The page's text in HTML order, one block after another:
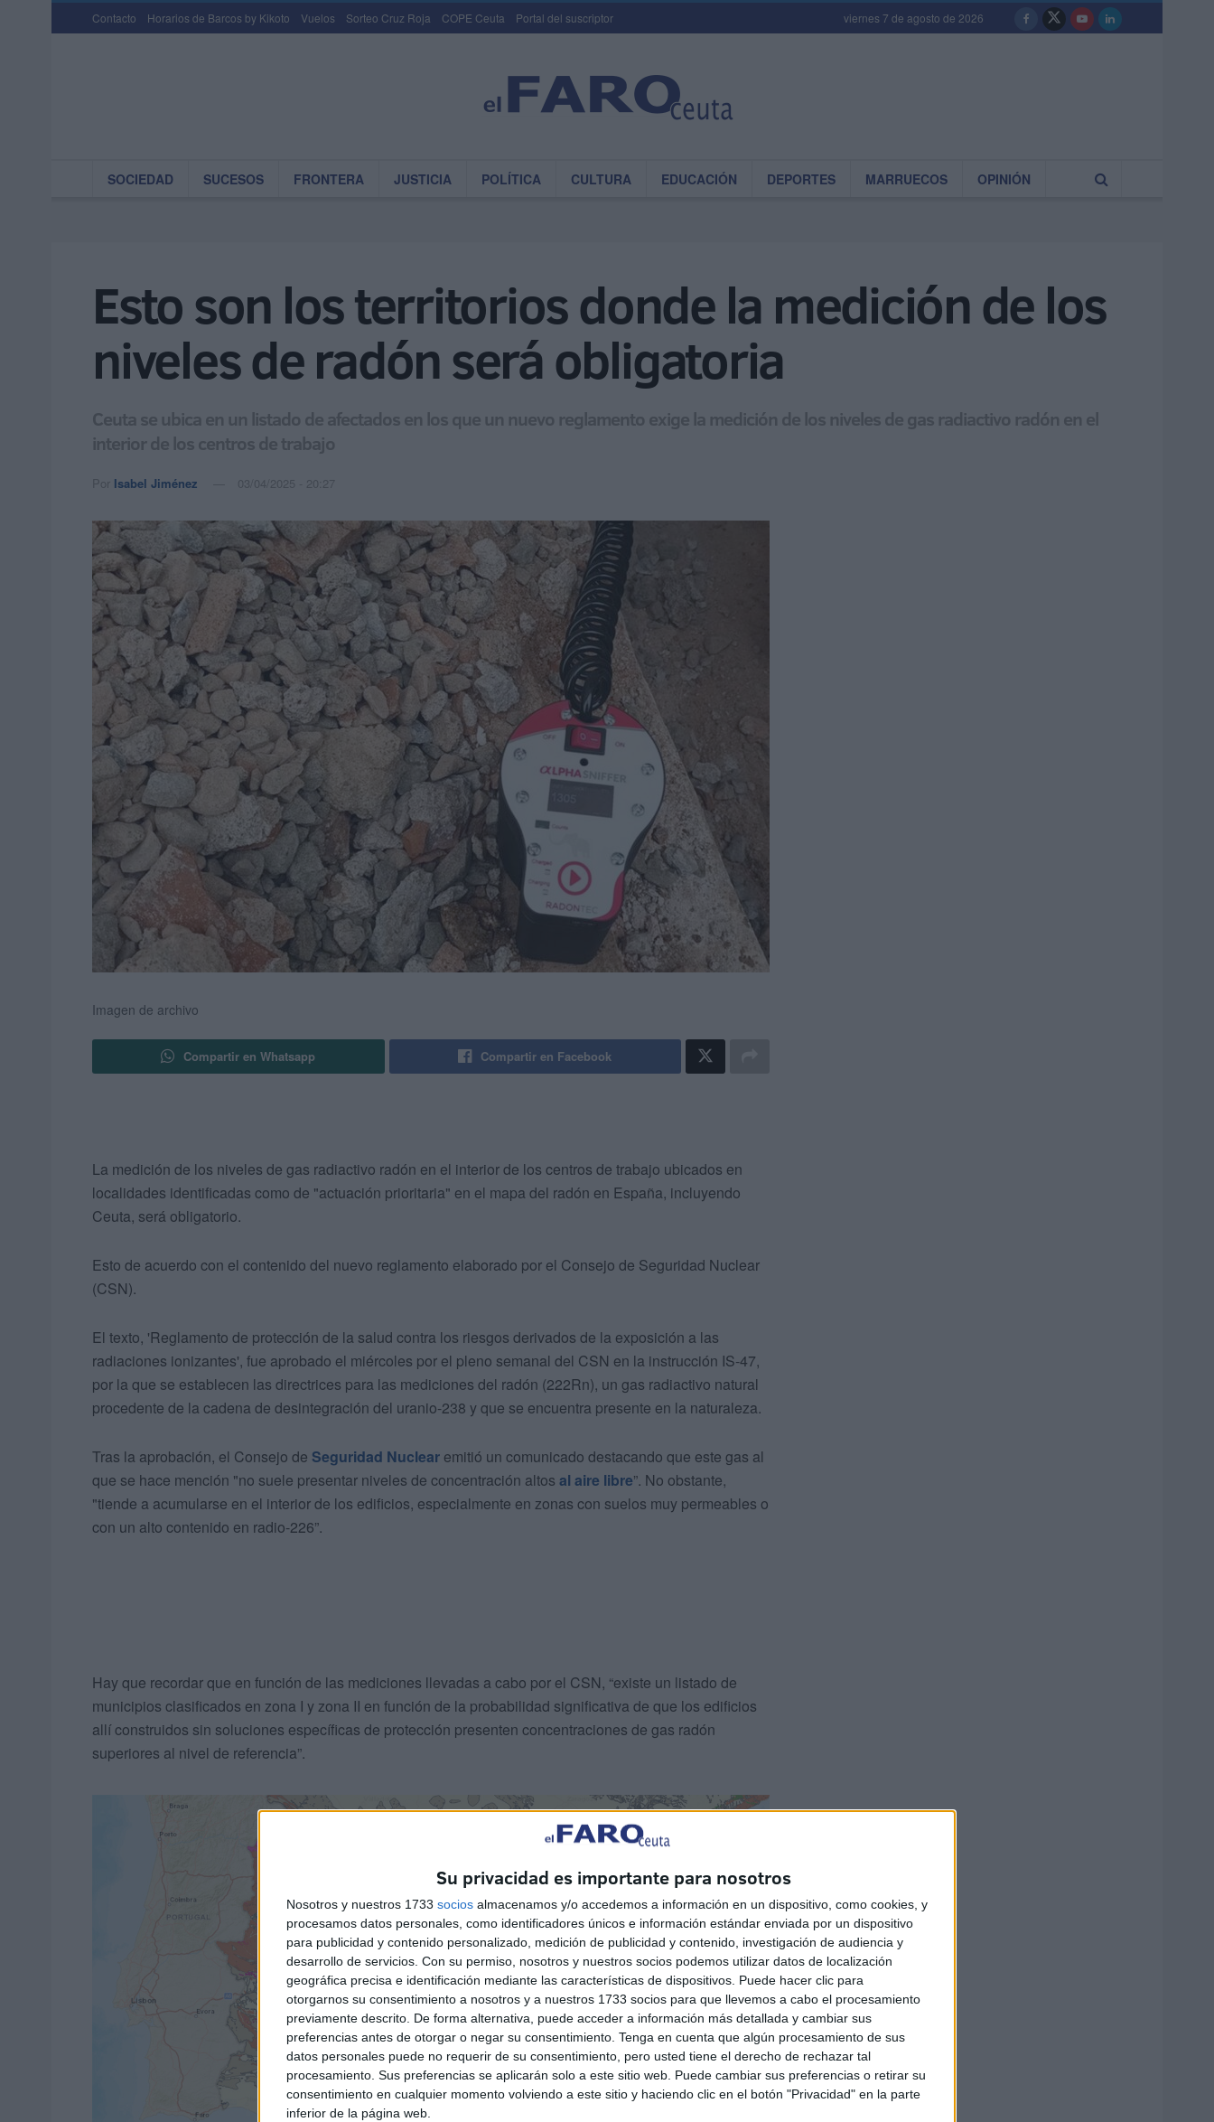
Su privacidad es importante para nosotros
Nosotros y nuestros 1733 socios almacenamos y/o accedemos a información en un dispositivo, como cookies, y
procesamos datos personales, como identificadores únicos e información estándar enviada por un dispositivo
para publicidad y contenido personalizado, medición de publicidad y contenido, investigación de audiencia y
desarrollo de servicios. Con su permiso, nosotros y nuestros socios podemos utilizar datos de localización
geográfica precisa e identificación mediante las características de dispositivos. Puede hacer clic para
otorgarnos su consentimiento a nosotros y a nuestros 1733 socios para que llevemos a cabo el procesamiento
previamente descrito. De forma alternativa, puede acceder a información más detallada y cambiar sus
preferencias antes de otorgar o negar su consentimiento. Tenga en cuenta que algún procesamiento de sus
datos personales puede no requerir de su consentimiento, pero usted tiene el derecho de rechazar tal
procesamiento. Sus preferencias se aplicarán solo a este sitio web. Puede cambiar sus preferencias o retirar su
consentimiento en cualquier momento volviendo a este sitio y haciendo clic en el botón "Privacidad" en la parte
inferior de la página web.
Contacto Horarios de Barcos by Kikoto Vuelos Sorteo Cruz Roja COPE Ceuta Portal del suscriptor viernes 7 de agosto de 2026
SOCIEDAD SUCESOS FRONTERA JUSTICIA POLÍTICA CULTURA EDUCACIÓN DEPORTES MARRUECOS OPINIÓN
Esto son los territorios donde la medición de los
niveles de radón será obligatoria
Ceuta se ubica en un listado de afectados en los que un nuevo reglamento exige la medición de los niveles de gas radiactivo radón en el
interior de los centros de trabajo
Por Isabel Jiménez 03/04/2025 - 20:27
Imagen de archivo
Compartir en Whatsapp Compartir en Facebook
La medición de los niveles de gas radiactivo radón en el interior de los centros de trabajo ubicados en
localidades identificadas como de "actuación prioritaria" en el mapa del radón en España, incluyendo
Ceuta, será obligatorio.
Esto de acuerdo con el contenido del nuevo reglamento elaborado por el Consejo de Seguridad Nuclear
(CSN).
El texto, 'Reglamento de protección de la salud contra los riesgos derivados de la exposición a las
radiaciones ionizantes', fue aprobado el miércoles por el pleno semanal del CSN en la instrucción IS-47,
por la que se establecen las directrices para las mediciones del radón (222Rn), un gas radiactivo natural
procedente de la cadena de desintegración del uranio-238 y que se encuentra presente en la naturaleza.
Tras la aprobación, el Consejo de Seguridad Nuclear emitió un comunicado destacando que este gas al
que se hace mención "no suele presentar niveles de concentración altos al aire libre”. No obstante,
"tiende a acumularse en el interior de los edificios, especialmente en zonas con suelos muy permeables o
con un alto contenido en radio-226”.
Hay que recordar que en función de las mediciones llevadas a cabo por el CSN, “existe un listado de
municipios clasificados en zona I y zona II en función de la probabilidad significativa de que los edificios
allí construidos sin soluciones específicas de protección presenten concentraciones de gas radón
superiores al nivel de referencia”.